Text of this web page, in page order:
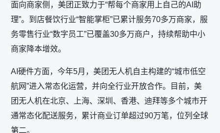
面向商家侧，美团正致力于“帮每个商家用上自己的AI助
理”。到店餐饮行业“智能掌柜”已累计服务70多万商家，服
务零售行业“数字员工”已覆盖30多万商户，持续帮助中小
商家降本增效。
AI硬件方面，今年5月，美团无人机自主构建的“城市低空
航网”进入常态化运营，并向全行业开放合作。目前，美
团无人机在北京、上海、深圳、香港、迪拜等多个城市开
通常态化配送服务，累计商业订单超过90万笔，位列全球
第二。